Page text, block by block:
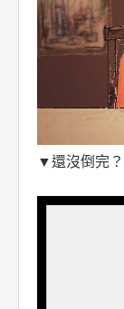
▼還沒倒完？